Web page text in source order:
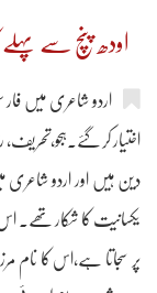
اودھ پنچ سے پہلے
اردو شاعری میں
اختیار کر
دین ہیں اور اردو شاعری
یکسانیت کا شکار تھے۔
پر سجاتا ہے،اس کا نام